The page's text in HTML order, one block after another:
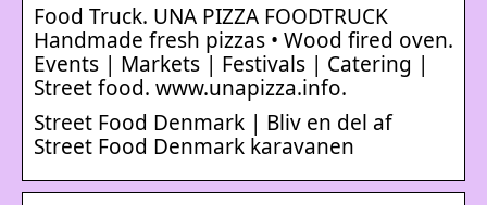
Food Truck. UNA PIZZA FOODTRUCK
Handmade fresh pizzas • Wood fired oven.
Events | Markets | Festivals | Catering |
Street food. www.unapizza.info.
Street Food Denmark | Bliv en del af
Street Food Denmark karavanen